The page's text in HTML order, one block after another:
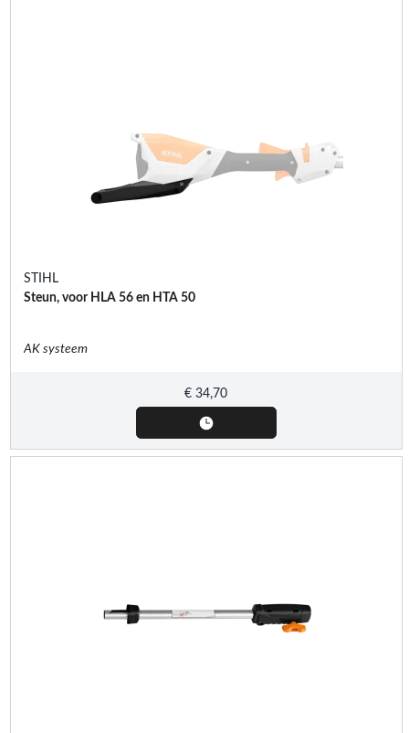
STIHL
Steun, voor HLA 56 en HTA 50
AK systeem
€ 34,70